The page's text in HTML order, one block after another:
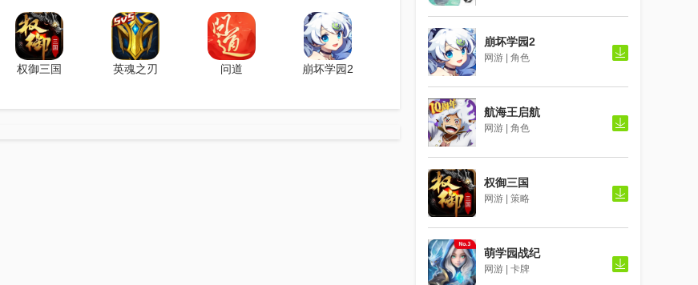
权御三国 英魂之刃 问道 崩坏学园2
崩坏学园2
网游 | 角色
航海王启航
网游 | 角色
权御三国
网游 | 策略
萌学园战纪
网游 | 卡牌